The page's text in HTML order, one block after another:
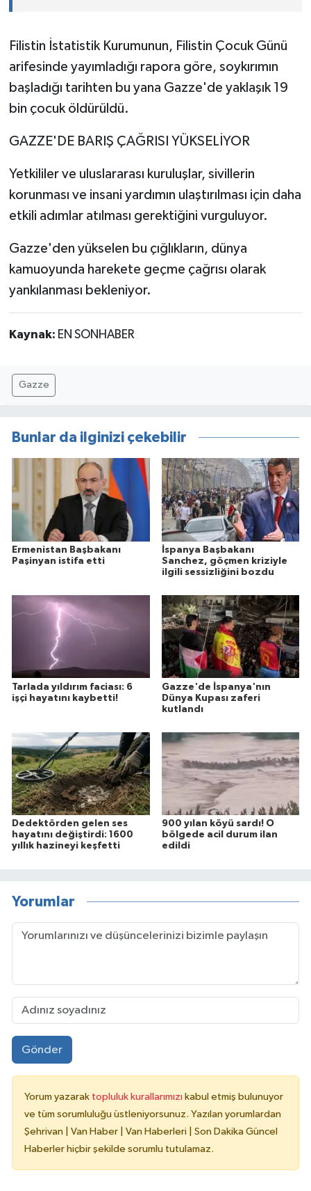
Filistin İstatistik Kurumunun, Filistin Çocuk Günü
arifesinde yayımladığı rapora göre, soykırımın
başladığı tarihten bu yana Gazze'de yaklaşık 19
bin çocuk öldürüldü.
GAZZE'DE BARIŞ ÇAĞRISI YÜKSELİYOR
Yetkililer ve uluslararası kuruluşlar, sivillerin
korunması ve insani yardımın ulaştırılması için daha
etkili adımlar atılması gerektiğini vurguluyor.
Gazze'den yükselen bu çığlıkların, dünya
kamuoyunda harekete geçme çağrısı olarak
yankılanması bekleniyor.
Kaynak: EN SONHABER
Gazze
Bunlar da ilginizi çekebilir
Ermenistan Başbakanı
Paşinyan istifa etti
İspanya Başbakanı
Sanchez, göçmen kriziyle
ilgili sessizliğini bozdu
Tarlada yıldırım faciası: 6
işçi hayatını kaybetti!
Gazze'de İspanya'nın
Dünya Kupası zaferi
kutlandı
Dedektörden gelen ses
hayatını değiştirdi: 1600
yıllık hazineyi keşfetti
900 yılan köyü sardı! O
bölgede acil durum ilan
edildi
Yorumlar
Gönder
Yorum yazarak topluluk kurallarımızı kabul etmiş bulunuyor
ve tüm sorumluluğu üstleniyorsunuz. Yazılan yorumlardan
Şehrivan | Van Haber | Van Haberleri | Son Dakika Güncel
Haberler hiçbir şekilde sorumlu tutulamaz.